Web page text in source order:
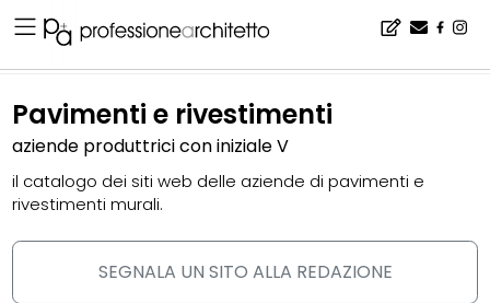
Pavimenti e rivestimenti
aziende produttrici con iniziale V
il catalogo dei siti web delle aziende di pavimenti e
rivestimenti murali.
SEGNALA UN SITO ALLA REDAZIONE